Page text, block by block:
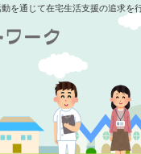
を通じて在宅生活支援の追求を